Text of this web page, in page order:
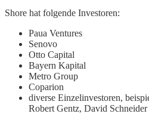
Shore hat folgende Investoren:
Paua Ventures
Senovo
Otto Capital
Bayern Kapital
Metro Group
Coparion
diverse Einzelinvestoren,
Robert Gentz, David